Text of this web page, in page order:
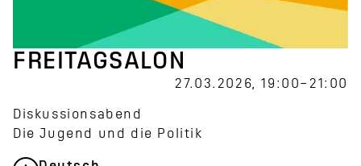
FREITAGSALON
27.03.2026, 19:00–21:00
Diskussionsabend
Die Jugend und die Politik